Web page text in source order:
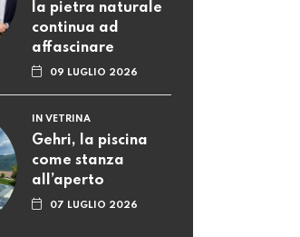
la pietra naturale
continua ad
affascinare
09 LUGLIO 2026
IN VETRINA
Gehri, la piscina
come stanza
all’aperto
07 LUGLIO 2026